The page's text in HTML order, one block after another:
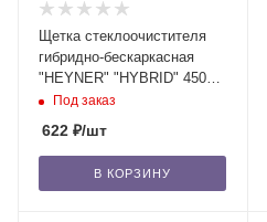
Щетка стеклоочистителя
гибридно-бескаркасная
"HEYNER" "HYBRID" 450
мм-18" (028) 1 шт. /10/50
Под заказ
622 ₽/шт
В КОРЗИНУ